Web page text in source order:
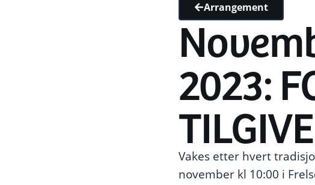
Arrangement
2023:
Vakes etter hvert
november kl 10:00 i